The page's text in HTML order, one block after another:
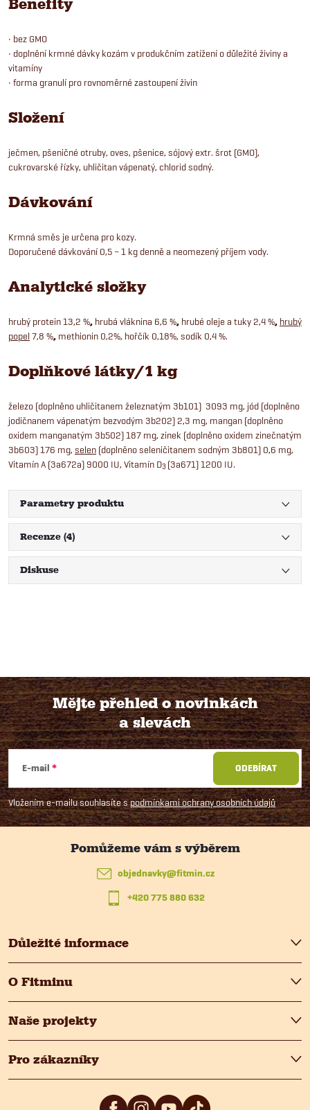
Benefity
• bez GMO
• doplnění krmné dávky kozám v produkčním zatížení o důležité živiny a
vitamíny
• forma granulí pro rovnoměrné zastoupení živin
Složení
ječmen, pšeničné otruby, oves, pšenice, sójový extr. šrot (GMO),
cukrovarské řízky, uhličitan vápenatý, chlorid sodný.
Dávkování
Krmná směs je určena pro kozy.
Doporučené dávkování 0,5 – 1 kg denně a neomezený příjem vody.
Analytické složky
hrubý protein 13,2 %, hrubá vláknina 6,6 %, hrubé oleje a tuky 2,4 %, hrubý
popel 7,8 %, methionin 0,2%, hořčík 0,18%, sodík 0,4 %.
Doplňkové látky/1 kg
železo (doplněno uhličitanem železnatým 3b101) 3093 mg, jód (doplněno
jodičnanem vápenatým bezvodým 3b202) 2,3 mg, mangan (doplněno
oxidem manganatým 3b502) 187 mg, zinek (doplněno oxidem zinečnatým
3b603) 176 mg, selen (doplněno seleničitanem sodným 3b801) 0,6 mg,
Vitamín A (3a672a) 9000 IU, Vitamín D3 (3a671) 1200 IU.
Parametry produktu
Recenze (4)
Diskuse
Z
á
p
Mějte přehled o novinkách
a slevách
E-mail
Vložením e-mailu souhlasíte spodmínkami ochrany osobních údajů
ODEBÍRAT
Důležité informace
O Fitminu
Naše projekty
Pro zákazníky
objednavky@fitmin.cz
+420 775 880 632